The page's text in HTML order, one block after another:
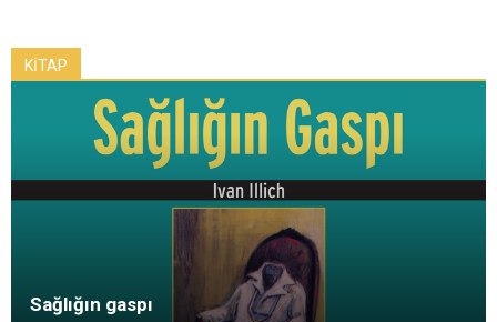
KİTAP
Sağlığın gaspı